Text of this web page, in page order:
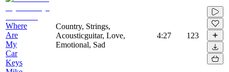
Where
Are
My
Car
Keys
Country, Strings,
Acousticguitar, Love,
Emotional, Sad
4:27 123